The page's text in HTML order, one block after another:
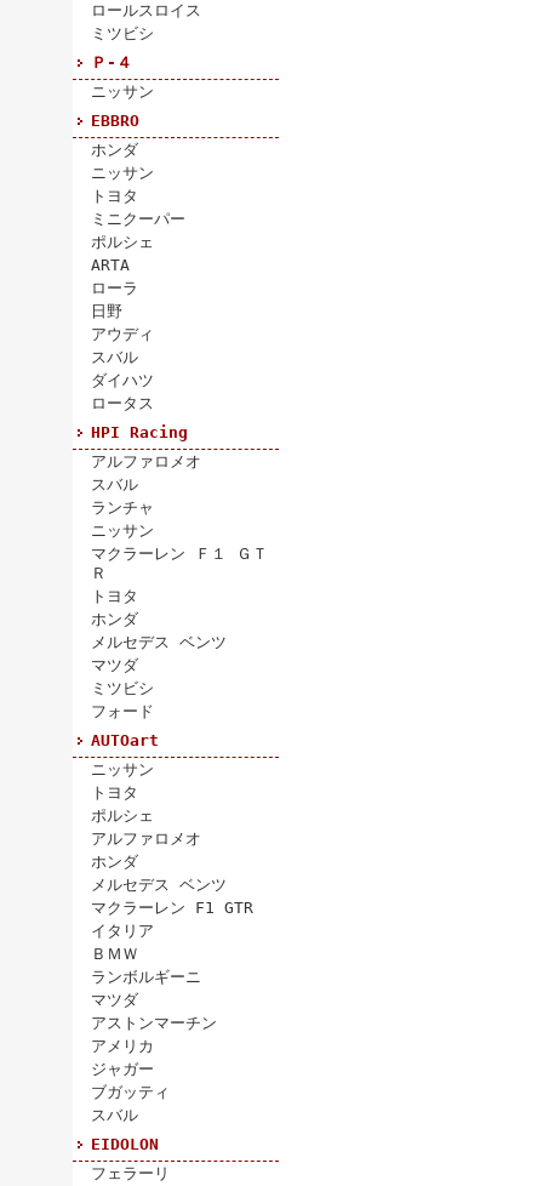
ロールスロイス
ミツビシ
Ｐ-４
ニッサン
EBBRO
ホンダ
ニッサン
トヨタ
ミニクーパー
ポルシェ
ARTA
ローラ
日野
アウディ
スバル
ダイハツ
ロータス
HPI Racing
アルファロメオ
スバル
ランチャ
ニッサン
マクラーレン Ｆ１ ＧＴ
Ｒ
トヨタ
ホンダ
メルセデス ベンツ
マツダ
ミツビシ
フォード
AUTOart
ニッサン
トヨタ
ポルシェ
アルファロメオ
ホンダ
メルセデス ベンツ
マクラーレン F1 GTR
イタリア
ＢＭＷ
ランボルギーニ
マツダ
アストンマーチン
アメリカ
ジャガー
ブガッティ
スバル
EIDOLON
フェラーリ